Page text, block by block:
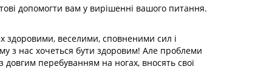
допомогти вам у вирішенні вашого питання.
здоровими, веселими, сповненими сил і
з нас хочеться бути здоровим! Але проблеми
перебуванням на ногах, вносять свої